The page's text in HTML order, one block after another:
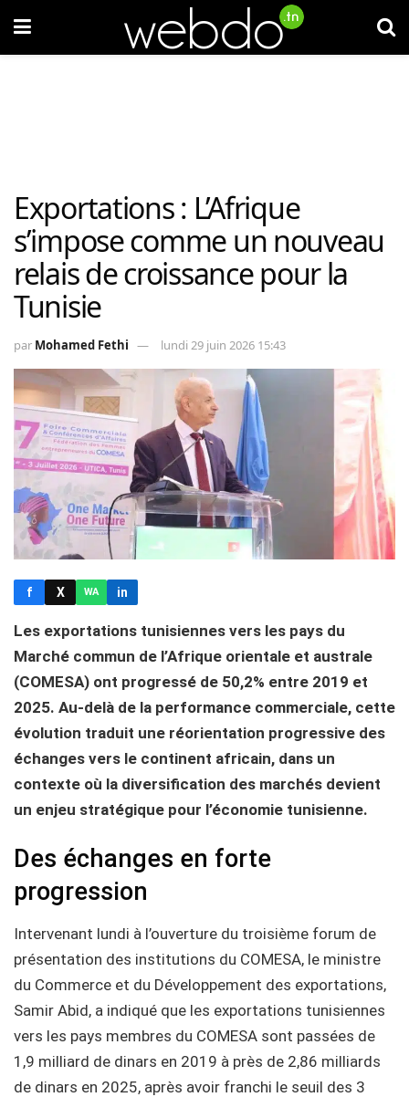
Exportations : L’Afrique
s’impose comme un nouveau
relais de croissance pour la
Tunisie
par Mohamed Fethi lundi 29 juin 2026 15:43
f X WA in
Les exportations tunisiennes vers les pays du
Marché commun de l’Afrique orientale et australe
(COMESA) ont progressé de 50,2% entre 2019 et
2025. Au-delà de la performance commerciale, cette
évolution traduit une réorientation progressive des
échanges vers le continent africain, dans un
contexte où la diversification des marchés devient
un enjeu stratégique pour l’économie tunisienne.
Des échanges en forte
progression
Intervenant lundi à l’ouverture du troisième forum de
présentation des institutions du COMESA, le ministre
du Commerce et du Développement des exportations,
Samir Abid, a indiqué que les exportations tunisiennes
vers les pays membres du COMESA sont passées de
1,9 milliard de dinars en 2019 à près de 2,86 milliards
de dinars en 2025, après avoir franchi le seuil des 3